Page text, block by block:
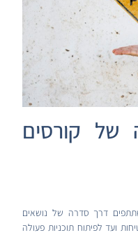
של קורסים
דרך סדרה של נושאים
ועד לפיתוח תוכניות פעולה